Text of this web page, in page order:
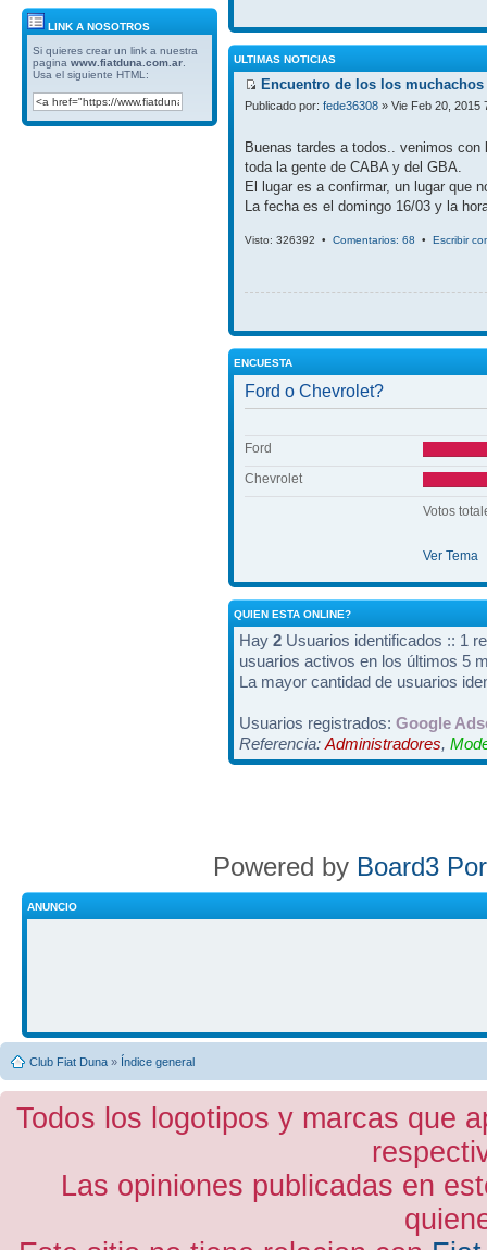
LINK A NOSOTROS
Si quieres crear un link a nuestra
pagina www.fiatduna.com.ar
Usa el siguiente HTML:
ULTIMAS NOTICIAS
Encuentro de los los
Publicado por: fede36308 » Vie Feb 20, 2015
Buenas tardes a todos.. venimos
toda la gente de CABA y del GBA.
El lugar es a confirmar, un lugar que
La fecha es el domingo 16/03 y la
Visto: 326392 • Comentarios: 68 • Escribir
ENCUESTA
Ford o Chevrolet?
Ford
Chevrolet
Votos
Ver Tema
QUIEN ESTA ONLINE?
Hay 2 Usuarios identificados :: 1
usuarios activos en los últimos 5
La mayor cantidad de usuarios
Usuarios registrados: Google
Referencia: Administradores,
Powered by Board3
ANUNCIO
Club Fiat Duna » Índice general
Todos los logotipos y marcas que
Las opiniones publicadas en